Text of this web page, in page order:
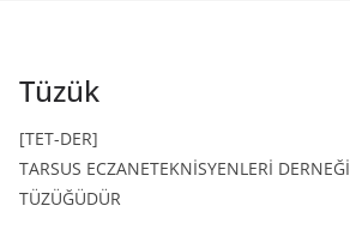
Tüzük
[TET-DER]
TARSUS ECZANETEKNİSYENLERİ DERNEĞİ
TÜZÜĞÜDÜR